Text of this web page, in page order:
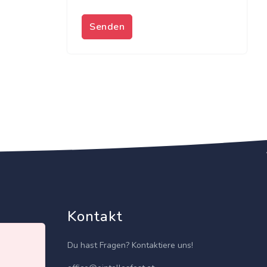
Senden
Kontakt
Du hast Fragen? Kontaktiere uns!